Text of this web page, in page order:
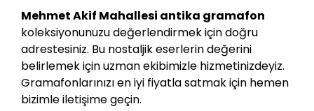
Mehmet Akif Mahallesi antika gramafon
koleksiyonunuzu değerlendirmek için doğru
adrestesiniz. Bu nostaljik eserlerin değerini
belirlemek için uzman ekibimizle hizmetinizdeyiz.
Gramafonlarınızı en iyi fiyatla satmak için hemen
bizimle iletişime geçin.